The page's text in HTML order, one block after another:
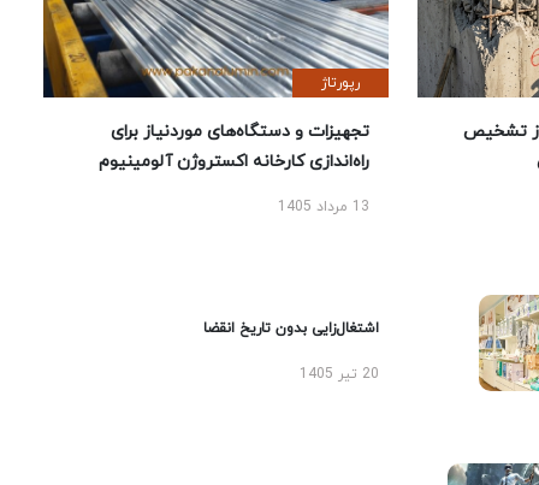
تشخیص
رپورتاژ
تجهیزات و دستگاه‌های موردنیاز برای
راه‌اندازی کارخانه اکستروژن آلومینیوم
13 مرداد 1405
اشتغال‌زایی بدون تاریخ انقضا
20 تیر 1405